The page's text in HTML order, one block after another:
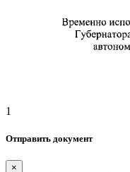
1
Отправить документ
×